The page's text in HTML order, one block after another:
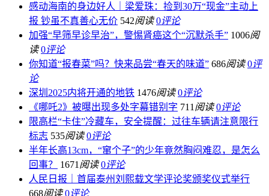
感动海南的身边好人｜梁爱珠：捡到30万“现金”主动上
报 钞虽不真善心无价 542阅读 0评论
加强“早筛早诊早治”，警惕肾癌这个“沉默杀手” 1006阅
读 0评论
你知道“报春菜”吗？快来品尝“春天的味道” 686阅读 0评
论
深圳2025内将开通的地铁 1476阅读 0评论
《哪吒2》被曝出现多处字幕错别字 711 阅读 0评论
限高栏“卡住”冷藏车，安全提醒：过往车辆请注意限行
标志 535阅读 0评论
半年长高13cm，“窜个子”的少年竟然胸闷难忍，是怎么
回事？
1671 阅读 0评论
人民日报｜首届泰州刘熙载文学评论奖颁奖仪式举行
668阅读 0评论